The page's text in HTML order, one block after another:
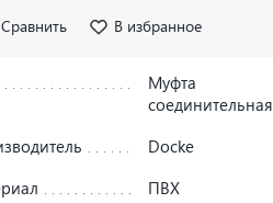
Сравнить В избранное
Муфта
соединительная
Docke
ПВХ